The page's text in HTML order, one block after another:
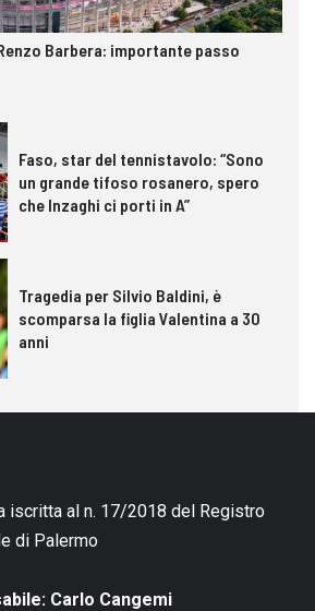
Barbera: importante passo
Faso, star del tennistavolo: “Sono
un grande tifoso rosanero, spero
che Inzaghi ci porti in A”
Tragedia per Silvio Baldini, è
scomparsa la figlia Valentina a 30
anni
iscritta al n. 17/2018 del Registro
di Palermo
Carlo Cangemi